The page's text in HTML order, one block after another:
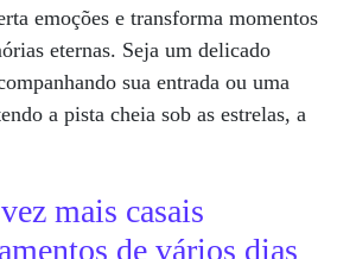
emoções e transforma momentos
eternas. Seja um delicado
sua entrada ou uma
a pista cheia sob as estrelas, a
Como escolher os músicos perfeitos para a
mais casais
de vários dias